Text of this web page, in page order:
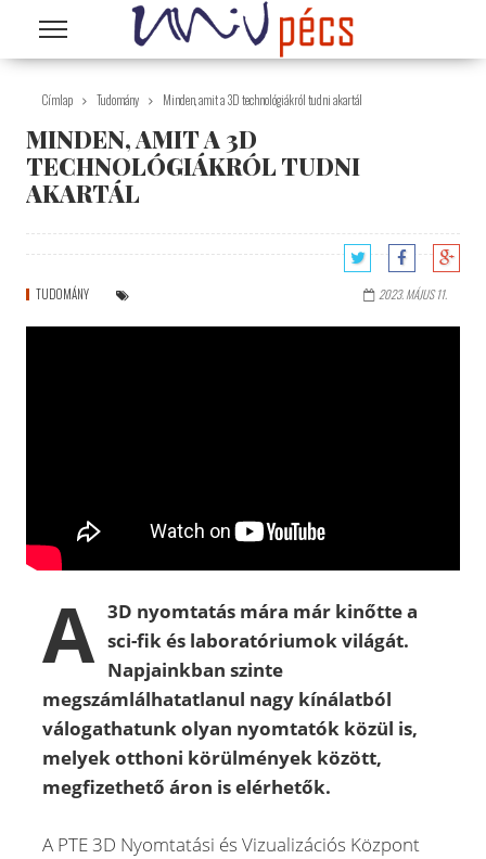
Ugrás a tartalomra
Címlap Tudomány Minden, amit a 3D technológiákról tudni akartál
MINDEN, AMIT A 3D
TECHNOLÓGIÁKRÓL TUDNI
AKARTÁL
TUDOMÁNY 2023. MÁJUS 11.
A 3D nyomtatás mára már kinőtte a
sci-fik és laboratóriumok világát.
Napjainkban szinte
megszámlálhatatlanul nagy kínálatból
válogathatunk olyan nyomtatók közül is,
melyek otthoni körülmények között,
megfizethető áron is elérhetők.
A PTE 3D Nyomtatási és Vizualizációs Központ